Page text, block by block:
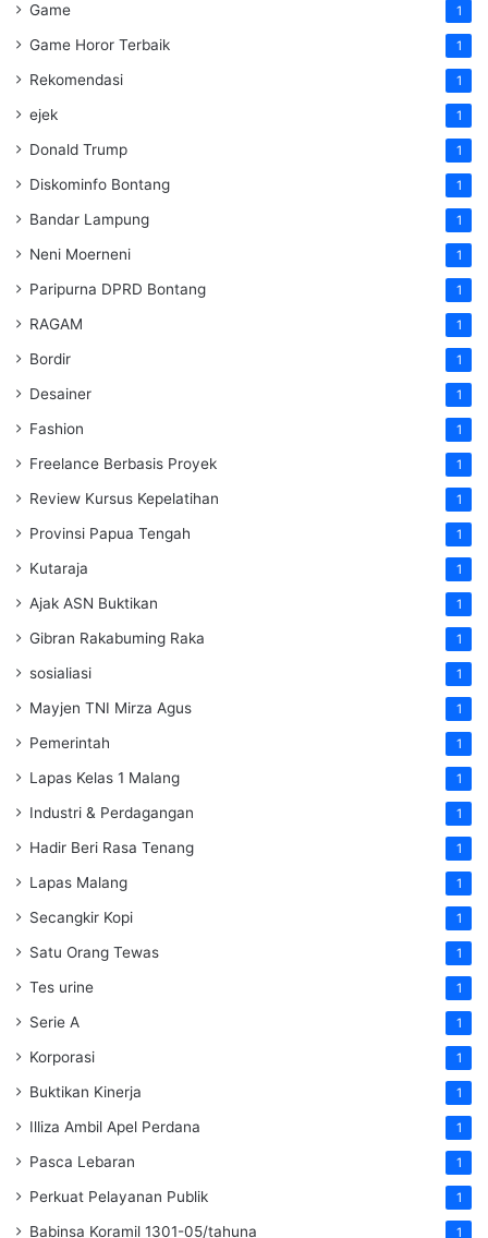
Game 1
Game Horor Terbaik 1
Rekomendasi 1
ejek 1
Donald Trump 1
Diskominfo Bontang 1
Bandar Lampung 1
Neni Moerneni 1
Paripurna DPRD Bontang 1
RAGAM 1
Bordir 1
Desainer 1
Fashion 1
Freelance Berbasis Proyek 1
Review Kursus Kepelatihan 1
Provinsi Papua Tengah 1
Kutaraja 1
Ajak ASN Buktikan 1
Gibran Rakabuming Raka 1
sosialiasi 1
Mayjen TNI Mirza Agus 1
Pemerintah 1
Lapas Kelas 1 Malang 1
Industri & Perdagangan 1
Hadir Beri Rasa Tenang 1
Lapas Malang 1
Secangkir Kopi 1
Satu Orang Tewas 1
Tes urine 1
Serie A 1
Korporasi 1
Buktikan Kinerja 1
Illiza Ambil Apel Perdana 1
Pasca Lebaran 1
Perkuat Pelayanan Publik 1
Babinsa Koramil 1301-05/tahuna 1